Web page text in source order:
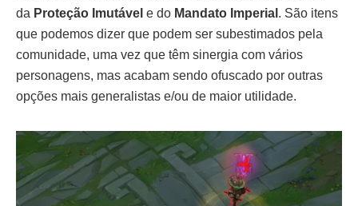
da Proteção Imutável e do Mandato Imperial . São itens
que podemos dizer que podem ser subestimados pela
comunidade, uma vez que têm sinergia com vários
personagens, mas acabam sendo ofuscado por outras
opções mais generalistas e/ou de maior utilidade.